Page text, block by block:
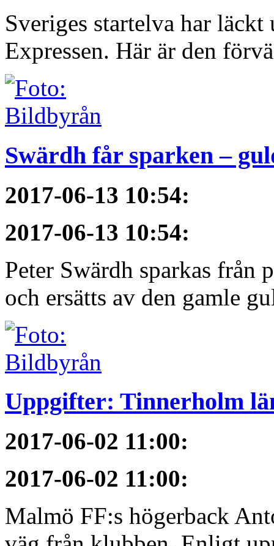
Sveriges startelva har
Expressen. Här är den
Swärdh får sparken –
2017-06-13 10:54:
2017-06-13 10:54:
Peter Swärdh sparkas från
och ersätts av den gamle
Uppgifter: Tinnerholm
2017-06-02 11:00:
2017-06-02 11:00:
Malmö FF:s högerback